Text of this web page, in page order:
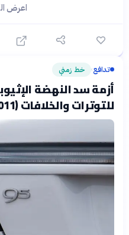
اعرض
تدافع› خط زمني
أزمة سد النهضة
للتوترات والخلافات (2011-2026)